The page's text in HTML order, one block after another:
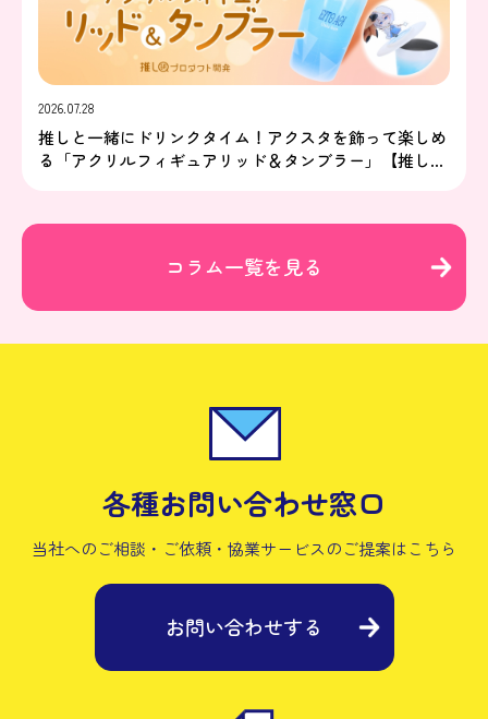
2026.07.28
推しと一緒にドリンクタイム！アクスタを飾って楽しめ
る「アクリルフィギュアリッド＆タンブラー」【推し研
コラム一覧を見る
各種お問い合わせ窓口
当社へのご相談・ご依頼・協業サービスのご提案はこちら
お問い合わせする